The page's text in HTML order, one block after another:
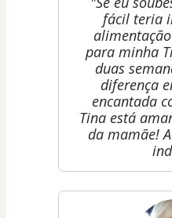
fácil teria
para minha
duas
diferença
encantada
Tina está
da mamãe!